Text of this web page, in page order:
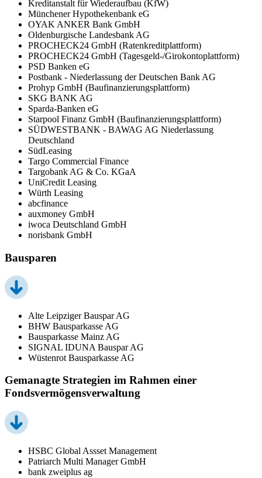
Kreditanstalt für Wiederaufbau (KfW)
Münchener Hypothekenbank eG
OYAK ANKER Bank GmbH
Oldenburgische Landesbank AG
PROCHECK24 GmbH (Ratenkreditplattform)
PROCHECK24 GmbH (Tagesgeld-/Girokontoplattform)
PSD Banken eG
Postbank - Niederlassung der Deutschen Bank AG
Prohyp GmbH (Baufinanzierungsplattform)
SKG BANK AG
Sparda-Banken eG
Starpool Finanz GmbH (Baufinanzierungsplattform)
SÜDWESTBANK - BAWAG AG Niederlassung
Deutschland
SüdLeasing
Targo Commercial Finance
Targobank AG & Co. KGaA
UniCredit Leasing
Würth Leasing
abcfinance
auxmoney GmbH
iwoca Deutschland GmbH
norisbank GmbH
Bausparen
Alte Leipziger Bauspar AG
BHW Bausparkasse AG
Bausparkasse Mainz AG
SIGNAL IDUNA Bauspar AG
Wüstenrot Bausparkasse AG
Gemanagte Strategien im Rahmen einer
Fondsvermögensverwaltung
HSBC Global Assset Management
Patriarch Multi Manager GmbH
bank zweiplus ag